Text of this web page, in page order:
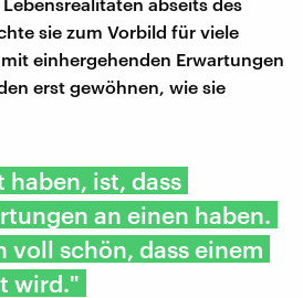
sie zum Vorbild für viele
einhergehenden Erwartungen
erst gewöhnen, wie sie
haben, ist, dass
an einen haben.
voll schön, dass einem
wird."